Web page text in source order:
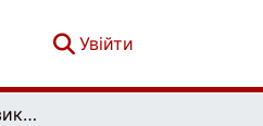
Увійти
Розвиток науково-викладацької діяльності у сфері права охорони здоров'я як запорука формування сучасного українського юриста (досвід Київського національного університету імені Тараса Шевченка)